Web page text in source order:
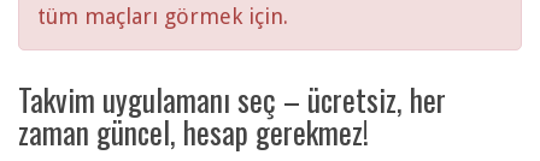
tüm maçları görmek için.
Takvim uygulamanı seç – ücretsiz, her
zaman güncel, hesap gerekmez!